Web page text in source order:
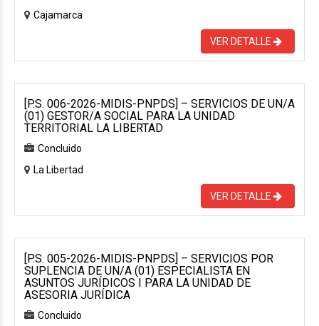
Cajamarca
VER DETALLE
[P.S. 006-2026-MIDIS-PNPDS] – SERVICIOS DE UN/A
(01) GESTOR/A SOCIAL PARA LA UNIDAD
TERRITORIAL LA LIBERTAD
Concluido
La Libertad
VER DETALLE
[P.S. 005-2026-MIDIS-PNPDS] – SERVICIOS POR
SUPLENCIA DE UN/A (01) ESPECIALISTA EN
ASUNTOS JURÍDICOS I PARA LA UNIDAD DE
ASESORIA JURÍDICA
Concluido